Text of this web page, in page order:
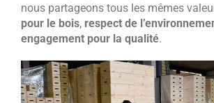
nous partageons tous les mêmes
pour le bois, respect de
engagement pour la qualité.